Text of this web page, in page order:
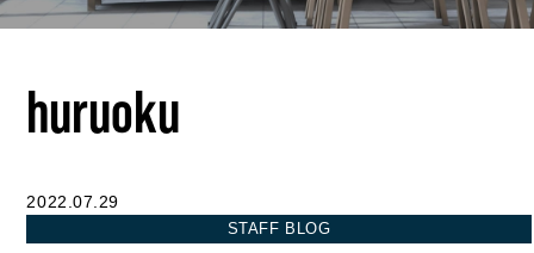
ABOUT
- 会社概要
- スタッフ紹介
FOOD
huruoku
2022.07.29
STAFF BLOG